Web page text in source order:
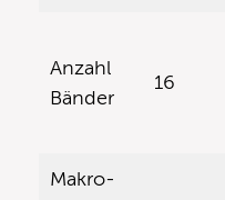
Anzahl
Bänder
16
Makro-